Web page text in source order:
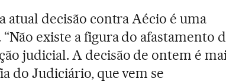
atual decisão contra Aécio é uma
existe a figura do afastamento
judicial. A decisão de ontem é
do Judiciário, que vem se